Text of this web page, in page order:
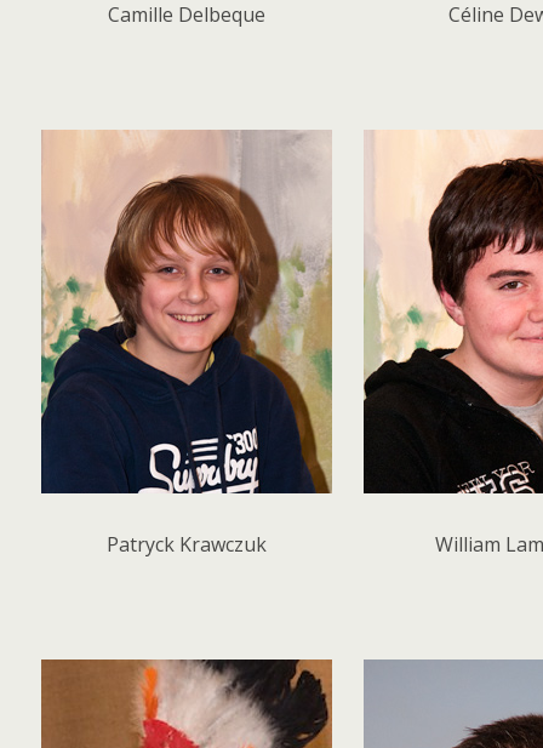
Camille Delbeque Céline
Patryck Krawczuk William